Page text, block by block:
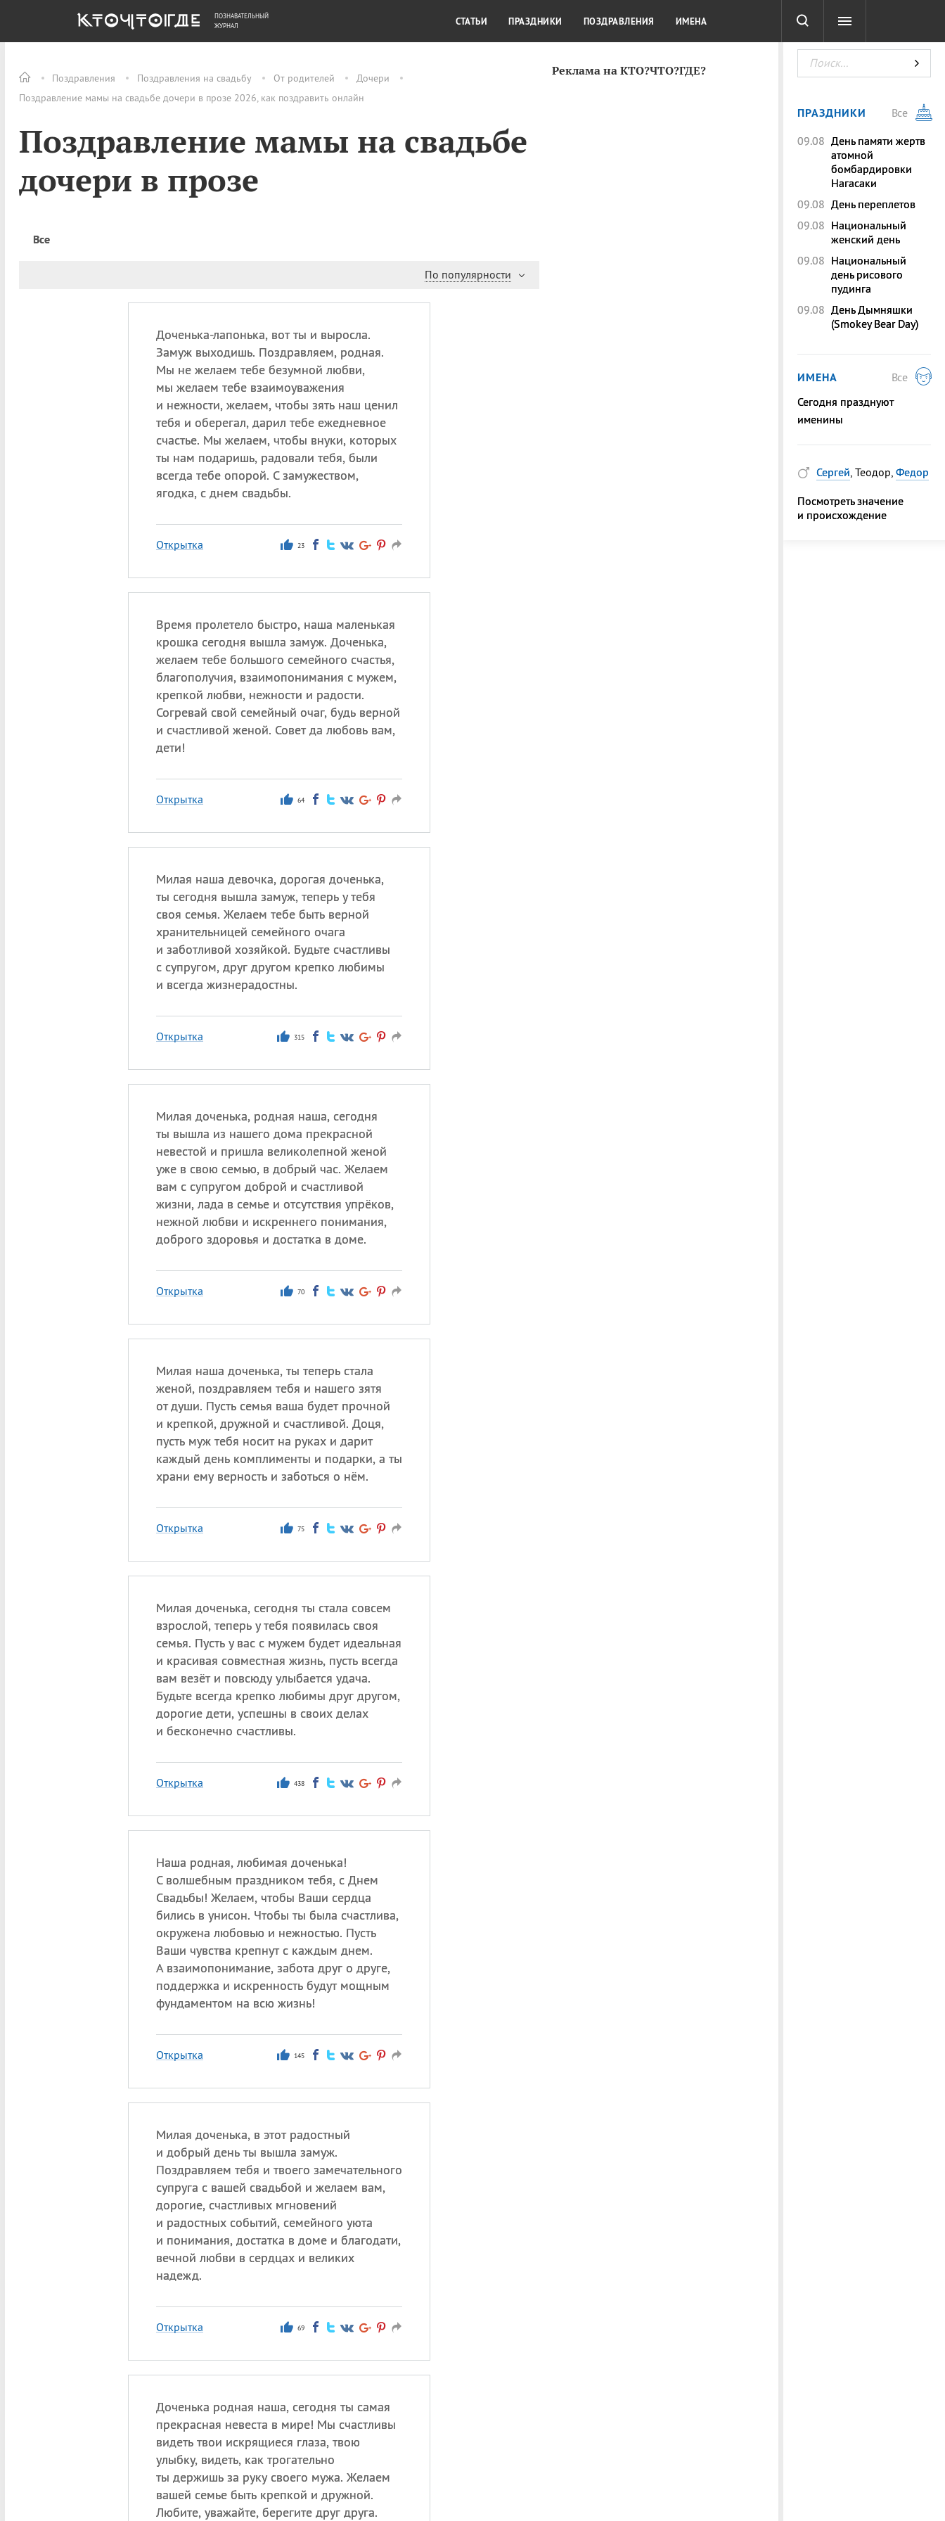
Поздравления Поздравления на свадьбу От родителей
Дочери
Поздравление мамы на свадьбе дочери в прозе 2026, как поздравить онлайн
Поздравление мамы на свадьбе
дочери в прозе
Все
По популярности
Доченька-лапонька, вот ты и выросла.
Замуж выходишь. Поздравляем, родная.
Мы не желаем тебе безумной любви,
мы желаем тебе взаимоуважения
и нежности, желаем, чтобы зять наш ценил
тебя и оберегал, дарил тебе ежедневное
счастье. Мы желаем, чтобы внуки, которых
ты нам подаришь, радовали тебя, были
всегда тебе опорой. С замужеством,
ягодка, с днем свадьбы.
Открытка 23
Время пролетело быстро, наша маленькая
крошка сегодня вышла замуж. Доченька,
желаем тебе большого семейного счастья,
благополучия, взаимопонимания с мужем,
крепкой любви, нежности и радости.
Согревай свой семейный очаг, будь верной
и счастливой женой. Совет да любовь вам,
дети!
Открытка 64
Милая наша девочка, дорогая доченька,
ты сегодня вышла замуж, теперь у тебя
своя семья. Желаем тебе быть верной
хранительницей семейного очага
и заботливой хозяйкой. Будьте счастливы
с супругом, друг другом крепко любимы
и всегда жизнерадостны.
Открытка 315
Милая доченька, родная наша, сегодня
ты вышла из нашего дома прекрасной
невестой и пришла великолепной женой
уже в свою семью, в добрый час. Желаем
вам с супругом доброй и счастливой
жизни, лада в семье и отсутствия упрёков,
нежной любви и искреннего понимания,
доброго здоровья и достатка в доме.
Открытка 70
Милая наша доченька, ты теперь стала
женой, поздравляем тебя и нашего зятя
от души. Пусть семья ваша будет прочной
и крепкой, дружной и счастливой. Доця,
пусть муж тебя носит на руках и дарит
каждый день комплименты и подарки, а ты
храни ему верность и заботься о нём.
Открытка 75
Милая доченька, сегодня ты стала совсем
взрослой, теперь у тебя появилась своя
семья. Пусть у вас с мужем будет идеальная
и красивая совместная жизнь, пусть всегда
вам везёт и повсюду улыбается удача.
Будьте всегда крепко любимы друг другом,
дорогие дети, успешны в своих делах
и бесконечно счастливы.
Открытка 438
Наша родная, любимая доченька!
С волшебным праздником тебя, с Днем
Свадьбы! Желаем, чтобы Ваши сердца
бились в унисон. Чтобы ты была счастлива,
окружена любовью и нежностью. Пусть
Ваши чувства крепнут с каждым днем.
А взаимопонимание, забота друг о друге,
поддержка и искренность будут мощным
фундаментом на всю жизнь!
Открытка 145
Милая доченька, в этот радостный
и добрый день ты вышла замуж.
Поздравляем тебя и твоего замечательного
супруга с вашей свадьбой и желаем вам,
дорогие, счастливых мгновений
и радостных событий, семейного уюта
и понимания, достатка в доме и благодати,
вечной любви в сердцах и великих
надежд.
Открытка 69
Доченька родная наша, сегодня ты самая
прекрасная невеста в мире! Мы счастливы
видеть твои искрящиеся глаза, твою
улыбку, видеть, как трогательно
ты держишь за руку своего мужа. Желаем
вашей семье быть крепкой и дружной.
Любите, уважайте, берегите друг друга.
Реклама на КТО?ЧТО?ГДЕ?
ОБЩЕСТВО ДЕНЬГИ КУЛЬТУРА КРАСОТА ТЕСТЫ
ПОЗНАВАТЕЛЬНЫЙ
ЖУРНАЛ
СТАТЬИ ПРАЗДНИКИ ПОЗДРАВЛЕНИЯ ИМЕНА
ПРАЗДНИКИ
Все
09.08 День памяти жертв
атомной
бомбардировки
Нагасаки
09.08 День переплетов
09.08 Национальный
женский день
09.08 Национальный
день рисового
пудинга
09.08 День Дымняшки
(Smokey Bear Day)
ИМЕНА
Все
Сегодня празднуют
именины
Сергей, Теодор, Федор
Посмотреть значение
и происхождение